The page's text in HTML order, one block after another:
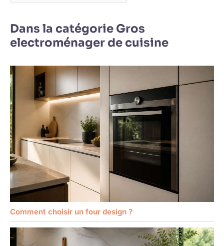
Dans la catégorie Gros
electroménager de cuisine
Comment choisir un four design ?